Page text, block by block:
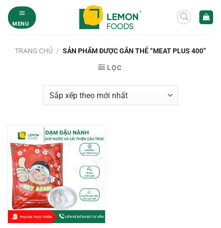
qua
MENU
TRANG CHỦ / SẢN PHẨM ĐƯỢC GẮN THẺ “MEAT PLUS 400”
LỌC